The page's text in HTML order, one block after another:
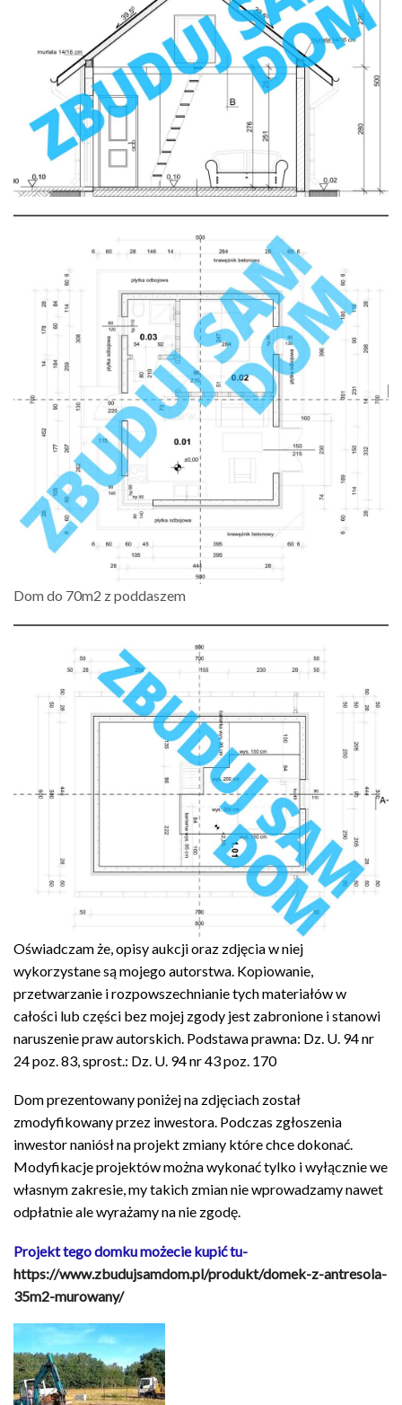
Dom do 70m2 z poddaszem
Oświadczam że, opisy aukcji oraz zdjęcia w niej
wykorzystane są mojego autorstwa. Kopiowanie,
przetwarzanie i rozpowszechnianie tych materiałów w
całości lub części bez mojej zgody jest zabronione i stanowi
naruszenie praw autorskich. Podstawa prawna: Dz. U. 94 nr
24 poz. 83, sprost.: Dz. U. 94 nr 43 poz. 170
Dom prezentowany poniżej na zdjęciach został
zmodyfikowany przez inwestora. Podczas zgłoszenia
inwestor naniósł na projekt zmiany które chce dokonać.
Modyfikacje projektów można wykonać tylko i wyłącznie we
własnym zakresie, my takich zmian nie wprowadzamy nawet
odpłatnie ale wyrażamy na nie zgodę.
Projekt tego domku możecie kupić tu-
https://www.zbudujsamdom.pl/produkt/domek-z-antresola-
35m2-murowany/